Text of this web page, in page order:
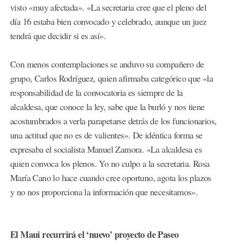
visto «muy afectada». «La secretaria cree que el pleno del
día 16 estaba bien convocado y celebrado, aunque un juez
tendrá que decidir si es así».
Con menos contemplaciones se anduvo su compañero de
grupo, Carlos Rodríguez, quien afirmaba categórico que «la
responsabilidad de la convocatoria es siempre de la
alcaldesa, que conoce la ley, sabe que la burló y nos tiene
acostumbrados a verla parapetarse detrás de los funcionarios,
una actitud que no es de valientes». De idéntica forma se
expresaba el socialista Manuel Zamora. «La alcaldesa es
quien convoca los plenos. Yo no culpo a la secretaria. Rosa
María Cano lo hace cuando cree oportuno, agota los plazos
y no nos proporciona la información que necesitamos».
El Maui recurrirá el ‘nuevo’ proyecto de Paseo